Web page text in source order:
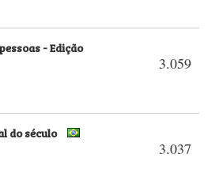
3.059
- Edição
3.037
do século